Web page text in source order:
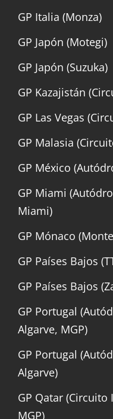
GP Italia (Monza)
GP Japón (Motegi)
GP Japón (Suzuka)
GP Kazajistán
GP Las Vegas
GP Malasia
GP México
GP Miami
Miami)
GP Mónaco
GP Países Bajos
GP Países Bajos
GP Portugal
Algarve, MGP)
GP Portugal
Algarve)
GP Qatar
MGP)